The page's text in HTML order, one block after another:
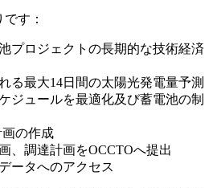
す：
プロジェクトの長期的な技術経済
る最大14日間の太陽光発電量予測
ジュールを最適化及び蓄電池の制
の作成
、調達計画をOCCTOへ提出
ータへのアクセス